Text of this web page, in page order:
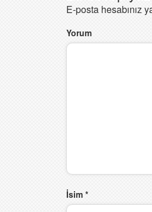
E-posta hesabınız
Yorum
İsim *